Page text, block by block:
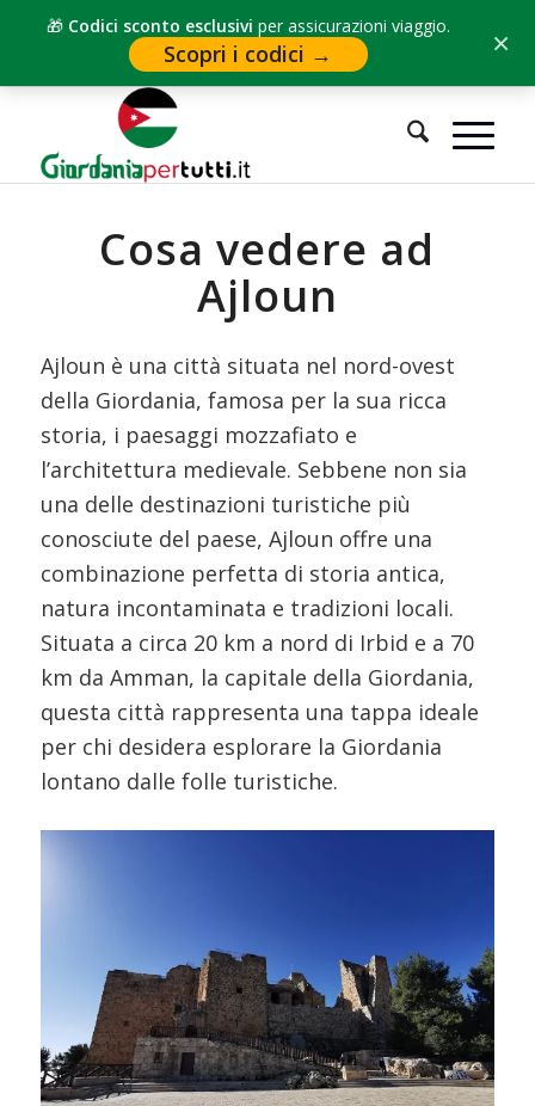
🎁 Codici sconto esclusivi per assicurazioni viaggio.
Scopri i codici → ×
Home / Cosa vedere in Giordania Cosa vedere ad Ajloun
Cosa vedere ad
Ajloun
Ajloun è una città situata nel nord-ovest
della Giordania, famosa per la sua ricca
storia, i paesaggi mozzafiato e
l’architettura medievale. Sebbene non sia
una delle destinazioni turistiche più
conosciute del paese, Ajloun offre una
combinazione perfetta di storia antica,
natura incontaminata e tradizioni locali.
Situata a circa 20 km a nord di Irbid e a 70
km da Amman, la capitale della Giordania,
questa città rappresenta una tappa ideale
per chi desidera esplorare la Giordania
lontano dalle folle turistiche.